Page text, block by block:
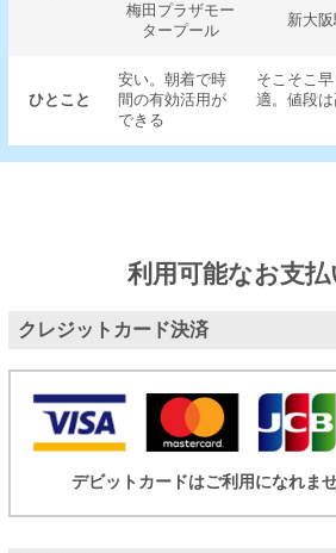
梅田プラザモー
タープール
新大阪
ひとこと
安い。朝着で時
間の有効活用が
できる
そこそこ
適。値段
利用可能なお支
クレジットカード決済
デビットカードはご利用になれませ